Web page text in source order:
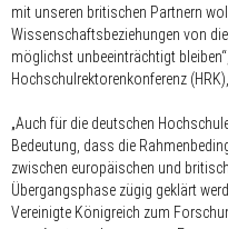
mit unseren britischen Partnern
Wissenschaftsbeziehungen von
möglichst unbeeinträchtigt
Hochschulrektorenkonferenz
„Auch für die deutschen
Bedeutung, dass die
zwischen europäischen und
Übergangsphase zügig geklärt
Vereinigte Königreich zum